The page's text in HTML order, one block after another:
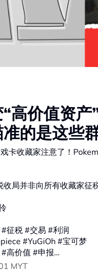
高价值资
准的是这些
戏卡收藏家注意了！
收局并非向所有收藏家
征税 #交易 #利润
#YuGiOh #宝可梦
高价值 #申报
#热点短视频
MYT